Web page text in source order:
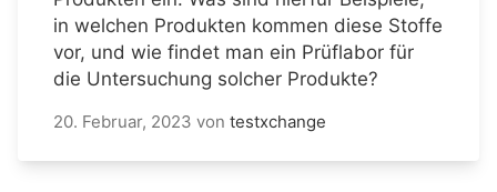
in welchen Produkten kommen diese Stoffe
vor, und wie findet man ein Prüflabor für
die Untersuchung solcher Produkte?
20. Februar, 2023 von testxchange